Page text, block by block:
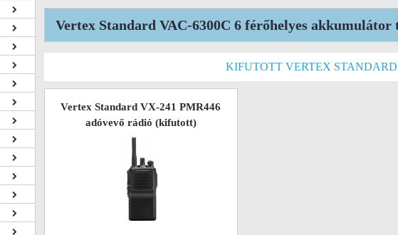
Vertex Standard VAC-6300C 6 férőhelyes
KIFUTOTT VERTEX
Vertex Standard VX-241 PMR446
adóvevő rádió (kifutott)